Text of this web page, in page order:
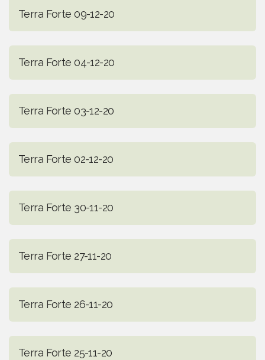
Terra Forte 09-12-20
Terra Forte 04-12-20
Terra Forte 03-12-20
Terra Forte 02-12-20
Terra Forte 30-11-20
Terra Forte 27-11-20
Terra Forte 26-11-20
Terra Forte 25-11-20